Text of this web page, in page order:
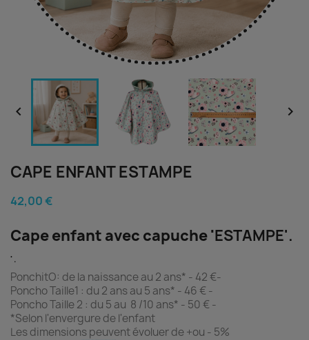
 
CAPE ENFANT ESTAMPE
42,00 €
Cape enfant avec capuche 'ESTAMPE'.
' .
PonchitO: de la naissance au 2 ans* - 42 €-
Poncho Taille1 : du 2 ans au 5 ans* - 46 € -
Poncho Taille 2 : du 5 au 8 /10 ans* - 50 € -
*Selon l'envergure de l'enfant
Les dimensions peuvent évoluer de +ou - 5%